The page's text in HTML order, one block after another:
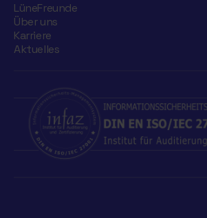
LüneFreunde
Über uns
Karriere
Aktuelles